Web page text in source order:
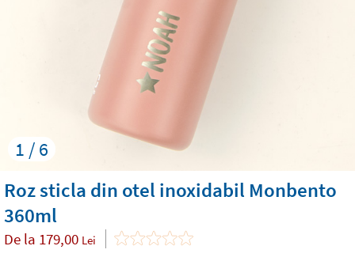
1 / 6
Roz sticla din otel inoxidabil Monbento
360ml
De la 179,00 Lei